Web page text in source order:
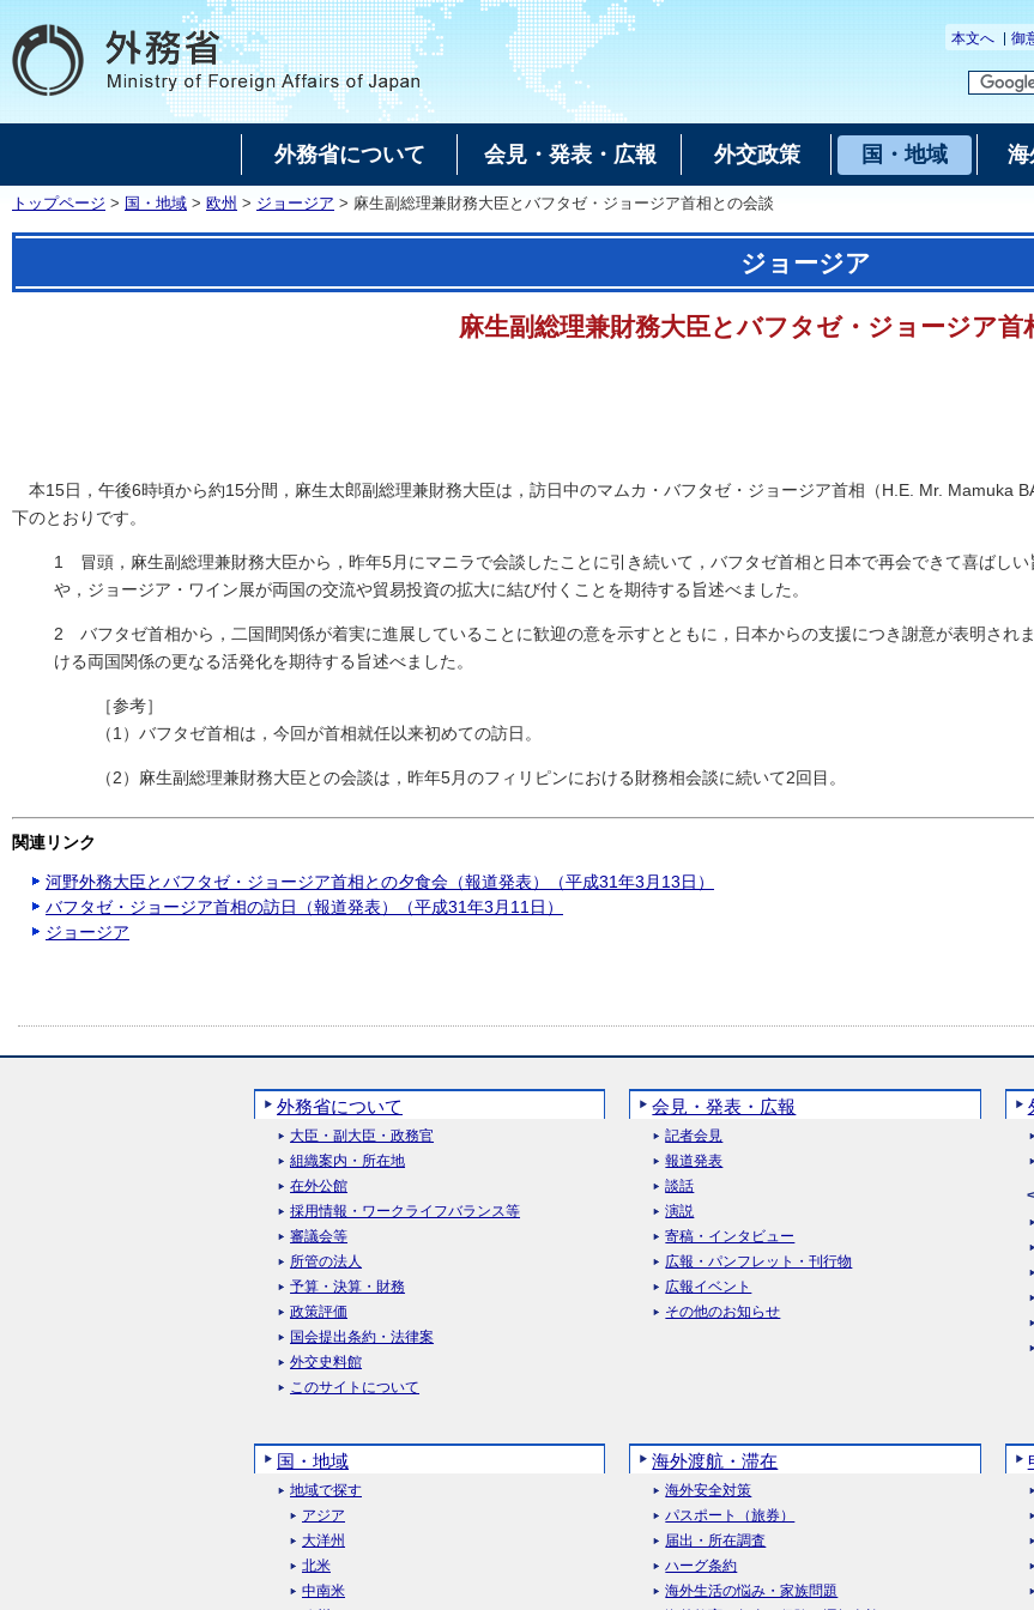
本文へ 御
外務省について 会見・発表・広報 外交政策 国・地域 海
トップページ > 国・地域 > 欧州 > ジョージア > 麻生副総理兼財務大臣とバフタゼ・ジョージア首相との会談
ジョージア
麻生副総理兼財務大臣とバフタゼ・ジョージア首
本15日，午後6時頃から約15分間，麻生太郎副総理兼財務大臣は，訪日中のマムカ・バフタゼ・ジョージア首相（H.E. Mr. Mamuka
下のとおりです。
1 冒頭，麻生副総理兼財務大臣から，昨年5月にマニラで会談したことに引き続いて，バフタゼ首相と日本で再会できて喜ばし
や，ジョージア・ワイン展が両国の交流や貿易投資の拡大に結び付くことを期待する旨述べました。
2 バフタゼ首相から，二国間関係が着実に進展していることに歓迎の意を示すとともに，日本からの支援につき謝意が表明され
ける両国関係の更なる活発化を期待する旨述べました。
［参考］
（1）バフタゼ首相は，今回が首相就任以来初めての訪日。
（2）麻生副総理兼財務大臣との会談は，昨年5月のフィリピンにおける財務相会談に続いて2回目。
関連リンク
河野外務大臣とバフタゼ・ジョージア首相との夕食会（報道発表）（平成31年3月13日）
バフタゼ・ジョージア首相の訪日（報道発表）（平成31年3月11日）
ジョージア
外務省について
大臣・副大臣・政務官
組織案内・所在地
在外公館
採用情報・ワークライフバランス等
審議会等
所管の法人
予算・決算・財務
政策評価
国会提出条約・法律案
外交史料館
このサイトについて
会見・発表・広報
記者会見
報道発表
談話
演説
寄稿・インタビュー
広報・パンフレット・刊行物
広報イベント
その他のお知らせ
国・地域
地域で探す
アジア
大洋州
北米
中南米
海外渡航・滞在
海外安全対策
パスポート（旅券）
届出・所在調査
ハーグ条約
海外生活の悩み・家族問題